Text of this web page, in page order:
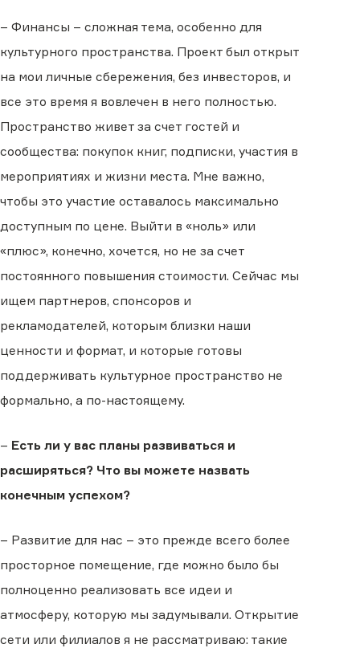
– Финансы – сложная тема, особенно для
культурного пространства. Проект был открыт
на мои личные сбережения, без инвесторов, и
все это время я вовлечен в него полностью.
Пространство живет за счет гостей и
сообщества: покупок книг, подписки, участия в
мероприятиях и жизни места. Мне важно,
чтобы это участие оставалось максимально
доступным по цене. Выйти в «ноль» или
«плюс», конечно, хочется, но не за счет
постоянного повышения стоимости. Сейчас мы
ищем партнеров, спонсоров и
рекламодателей, которым близки наши
ценности и формат, и которые готовы
поддерживать культурное пространство не
формально, а по-настоящему.
– Есть ли у вас планы развиваться и
расширяться? Что вы можете назвать
конечным успехом?
– Развитие для нас – это прежде всего более
просторное помещение, где можно было бы
полноценно реализовать все идеи и
атмосферу, которую мы задумывали. Открытие
сети или филиалов я не рассматриваю: такие